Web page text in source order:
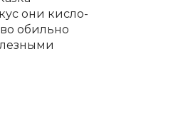
они кисло-
обильно